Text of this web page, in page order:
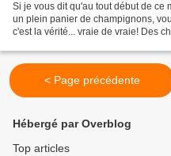
Si je vous dit qu'au tout début de ce
un plein panier de champignons,
c'est la vérité... vraie de vraie! Des
< Page précédente
Hébergé par Overblog
Top articles